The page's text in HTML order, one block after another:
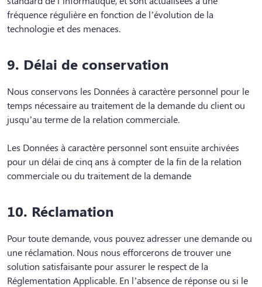
fréquence régulière en fonction de l’évolution de la
technologie et des menaces.
9. Délai de conservation
Nous conservons les Données à caractère personnel pour le
temps nécessaire au traitement de la demande du client ou
jusqu’au terme de la relation commerciale.
Les Données à caractère personnel sont ensuite archivées
pour un délai de cinq ans à compter de la fin de la relation
commerciale ou du traitement de la demande
10. Réclamation
Pour toute demande, vous pouvez adresser une demande ou
une réclamation. Nous nous efforcerons de trouver une
solution satisfaisante pour assurer le respect de la
Réglementation Applicable. En l’absence de réponse ou si le